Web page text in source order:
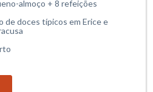
almoço + 8 refeições
de doces típicos em Erice e